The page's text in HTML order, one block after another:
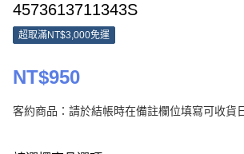
4573613711343S
超取滿NT$3,000免運
NT$950
客約商品：請於結帳時在備註欄位填寫可收貨